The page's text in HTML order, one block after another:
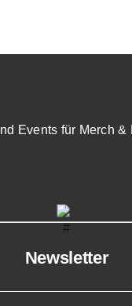
Events für Merch &
Newsletter